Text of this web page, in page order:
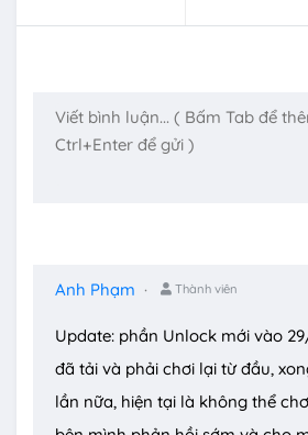
Anh Phạm Thành viên
Update: phần Unlock mới vào
đã tải và phải chơi lại từ đầu,
lần nữa, hiện tại là không thể